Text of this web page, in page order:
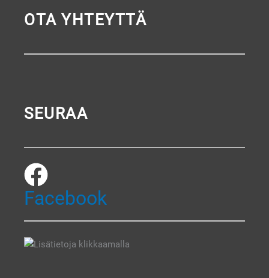
OTA YHTEYTTÄ
SEURAA
Facebook